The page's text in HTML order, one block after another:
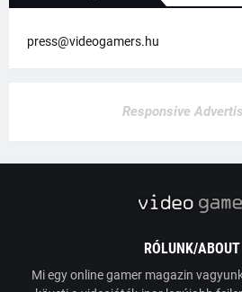
press@videogamers.hu
Responsive
RÓLUNK/
Mi egy online gamer magazin